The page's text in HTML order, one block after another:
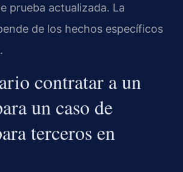
prueba actualizada. La
de los hechos específicos
contratar a un
un caso de
terceros en